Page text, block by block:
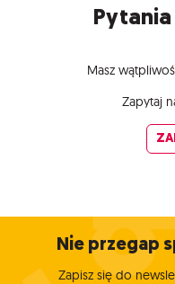
Masz
Zapytaj
Nie przegap
Zapisz się do